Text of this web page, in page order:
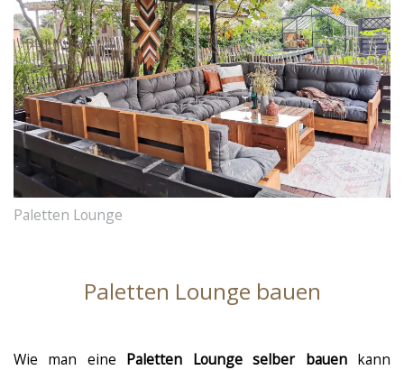
Paletten Lounge
Paletten Lounge bauen
Wie man eine Paletten Lounge selber bauenkann